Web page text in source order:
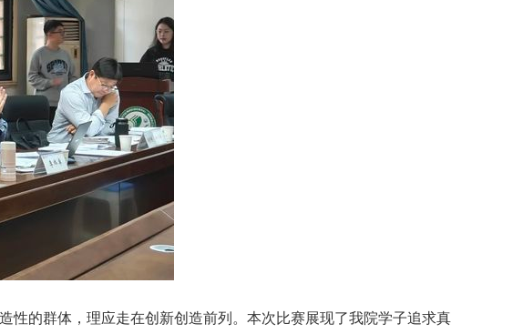
性的群体，理应走在创新创造前列。本次比赛展现了我院学子追求真